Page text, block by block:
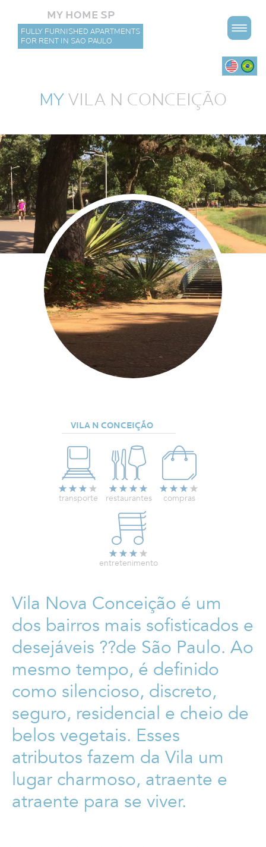
MY HOME SP
FULLY FURNISHED APARTMENTS
FOR RENT IN SAO PAULO
MYVILA N CONCEIÇÃO
VILA N CONCEIÇÃO
transporte restaurantes compras
entretenimento
Vila Nova Conceição é um
dos bairros mais sofisticados e
desejáveis ??de São Paulo. Ao
mesmo tempo, é definido
como silencioso, discreto,
seguro, residencial e cheio de
belos vegetais. Esses
atributos fazem da Vila um
lugar charmoso, atraente e
atraente para se viver.